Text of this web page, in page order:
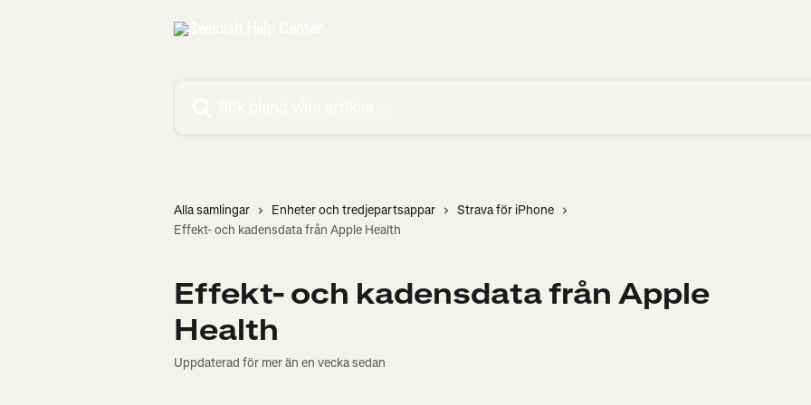
Alla samlingar Enheter och tredjepartsappar
Strava för iPhone
Effekt- och kadensdata från Apple Health
Effekt- och kadensdata från Apple
Health
Uppdaterad för mer än en vecka sedan